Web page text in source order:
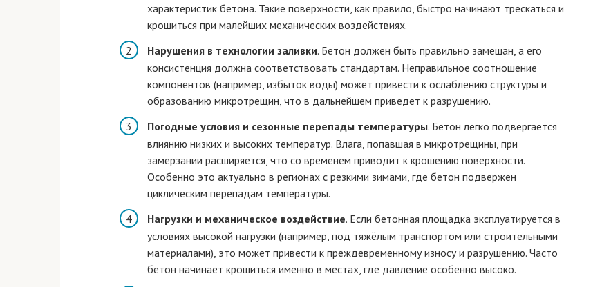
характеристик бетона. Такие поверхности, как правило, быстро начинают трескаться и
крошиться при малейших механических воздействиях.
Нарушения в технологии заливки. Бетон должен быть правильно замешан, а его
консистенция должна соответствовать стандартам. Неправильное соотношение
компонентов (например, избыток воды) может привести к ослаблению структуры и
образованию микротрещин, что в дальнейшем приведет к разрушению.
Погодные условия и сезонные перепады температуры. Бетон легко подвергается
влиянию низких и высоких температур. Влага, попавшая в микротрещины, при
замерзании расширяется, что со временем приводит к крошению поверхности.
Особенно это актуально в регионах с резкими зимами, где бетон подвержен
циклическим перепадам температуры.
Нагрузки и механическое воздействие. Если бетонная площадка эксплуатируется в
условиях высокой нагрузки (например, под тяжёлым транспортом или строительными
материалами), это может привести к преждевременному износу и разрушению. Часто
бетон начинает крошиться именно в местах, где давление особенно высоко.